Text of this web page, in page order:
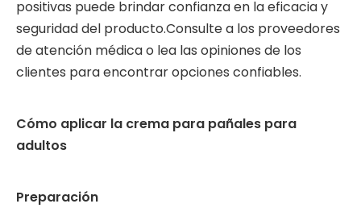
positivas puede brindar confianza en la eficacia y
seguridad del producto.Consulte a los proveedores
de atención médica o lea las opiniones de los
clientes para encontrar opciones confiables.
Cómo aplicar la crema para pañales para
adultos
Preparación